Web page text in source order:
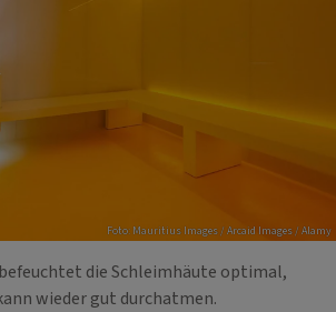
Foto: Mauritius Images / Arcaid Images / Alamy
die Schleimhäute optimal,
wieder gut durchatmen.